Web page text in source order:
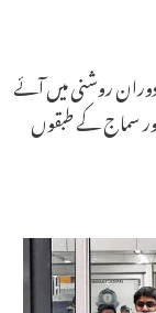
روشنی میں آئے
اور سماج کے طبقوں